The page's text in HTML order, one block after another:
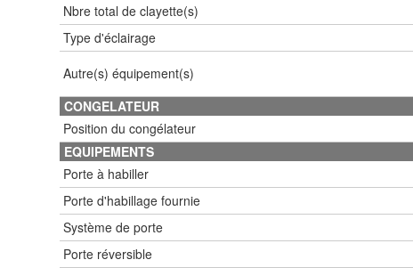
Nbre total de clayette(s)
Type d'éclairage
Autre(s) équipement(s)
CONGELATEUR
Position du congélateur
EQUIPEMENTS
Porte à habiller
Porte d'habillage fournie
Système de porte
Porte réversible